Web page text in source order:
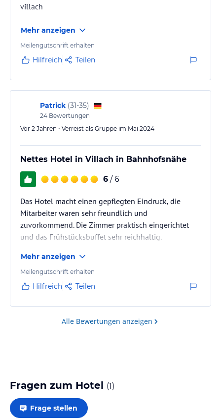
villach
Mehr anzeigen
Meilengutschrift erhalten
Hilfreich Teilen
Patrick (31-35)
24 Bewertungen
Vor 2 Jahren • Verreist als Gruppe im Mai 2024
Nettes Hotel in Villach in Bahnhofsnähe
6 / 6
Das Hotel macht einen gepflegten Eindruck, die
Mitarbeiter waren sehr freundlich und
zuvorkommend. Die Zimmer praktisch eingerichtet
und das Frühstücksbuffet sehr reichhaltig.
Mehr anzeigen
Meilengutschrift erhalten
Hilfreich Teilen
Alle Bewertungen anzeigen
Fragen zum Hotel (1)
Frage stellen